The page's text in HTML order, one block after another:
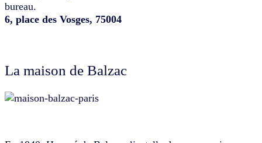
bureau.
6, place des Vosges, 75004
La maison de Balzac